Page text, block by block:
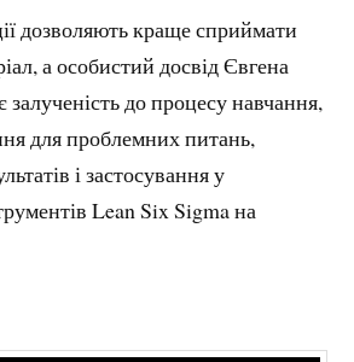
дозволяють краще сприймати
а особистий досвід Євгена
до процесу навчання,
для проблемних питань,
і застосування у
Lean Six Sigma на